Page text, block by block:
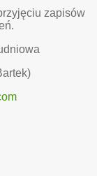
zapisów